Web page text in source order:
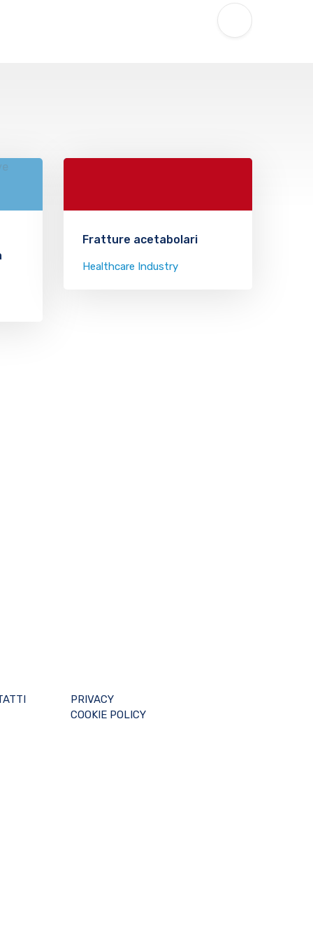
Fratture acetabolari
Healthcare Industry
PRIVACY
COOKIE POLICY